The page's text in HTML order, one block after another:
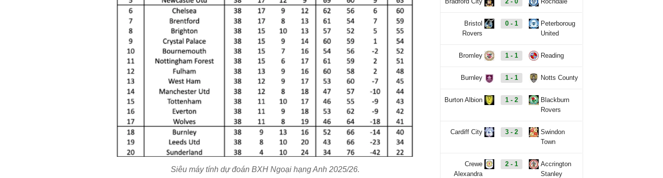
Siêu máy tính dự đoán BXH Ngoại hạng Anh 2025/26.
Bristol
Rovers
0 - 1
Peterboroug
United
Bromley 1 - 1 Reading
Burnley 1 - 1 Notts County
Burton Albion 1 - 2
Blackburn
Rovers
Cardiff City 3 - 2
Swindon
Town
Crewe
Alexandra
2 - 1
Accrington
Stanley